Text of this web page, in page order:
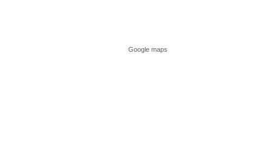
Google maps